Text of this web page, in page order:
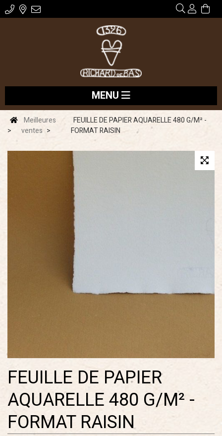
MENU
Meilleures
ventes
FEUILLE DE PAPIER AQUARELLE 480 G/M² -
FORMAT RAISIN
FEUILLE DE PAPIER
AQUARELLE 480 G/M² -
FORMAT RAISIN